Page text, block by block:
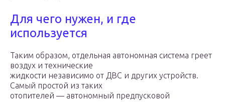
Для чего нужен, и где
используется
Таким образом, отдельная автономная система греет
воздух и технические
жидкости независимо от ДВС и других устройств.
Самый простой из таких
отопителей — автономный предпусковой